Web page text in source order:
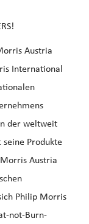
Austria
International
der weltweit
Produkte
Austria
Philip Morris
not-Burn-